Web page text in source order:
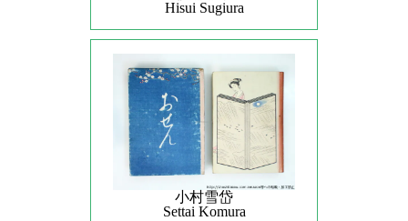
Hisui Sugiura
小村雪岱
Settai Komura